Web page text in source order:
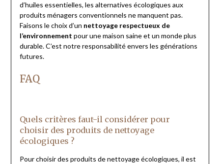
d’huiles essentielles, les alternatives écologiques aux
produits ménagers conventionnels ne manquent pas.
Faisons le choix d’un nettoyage respectueux de
l’environnement pour une maison saine et un monde plus
durable. C’est notre responsabilité envers les générations
futures.
FAQ
Quels critères faut-il considérer pour
choisir des produits de nettoyage
écologiques ?
Pour choisir des produits de nettoyage écologiques, il est